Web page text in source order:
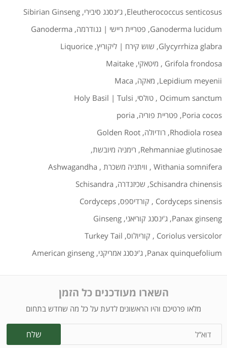
Eleutherococcus senticosus
, ג'ינסנג סיבירי,
Sibirian Ginseng
Ganoderma lucidum
, פטריית ריישי | גנודרמה,
Ganoderma
Glycyrrhiza glabra
, שוש קירח | ליקוריץ,
Liquorice
Grifola frondosa
, מיטאקי,
Maitake
Lepidium meyenii
, מאקה,
Maca
Ocimum sanctum
, טולסי,
Holy Basil | Tulsi
Poria cocos
, פטריית פוריה,
poria
Rhodiola rosea
, רודיולה,
Golden Root
Rehmanniae glutinosae
, רימניה מיובשת,
Withania somnifera
, וויתניה משכרת ,
Ashwagandha
Schisandra chinensis
, שכיזנדרה,
Schisandra
Cordyceps sinensis
, קורדיספס,
Cordyceps
Panax ginseng
, ג'ינסנג קוריאני,
Ginseng
Coriolus versicolor
, קוריולוס,
Turkey Tail
Panax quinquefolium
, ג'ינסנג אמריקני,
American ginseng
השארו מעודכנים כל הזמן
מלאו פרטיכם והיו הראשונים לדעת על כל מה שחדש בתחום